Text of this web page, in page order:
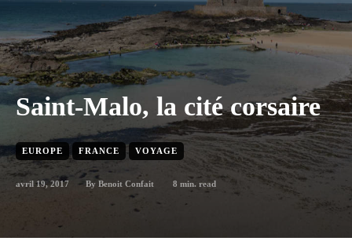
Saint-Malo, la cité corsaire
EUROPE FRANCE VOYAGE
avril 19, 2017 By Benoit Confait 8 min. read